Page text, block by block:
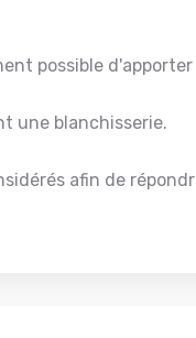
possible d'apporter
une blanchisserie.
afin de